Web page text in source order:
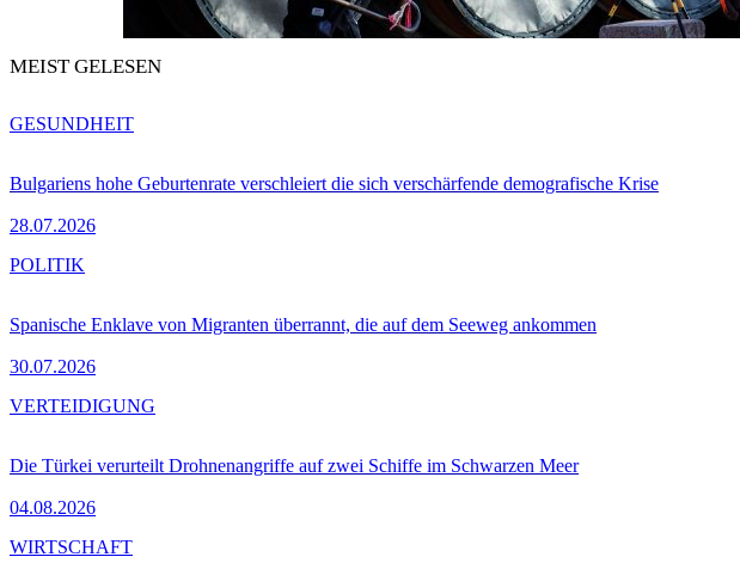
MEIST GELESEN
Bulgariens hohe Geburtenrate verschleiert die sich verschärfende demografische Krise
28.07.2026
GESUNDHEIT
Spanische Enklave von Migranten überrannt, die auf dem Seeweg ankommen
30.07.2026
POLITIK
Die Türkei verurteilt Drohnenangriffe auf zwei Schiffe im Schwarzen Meer
04.08.2026
VERTEIDIGUNG
WIRTSCHAFT